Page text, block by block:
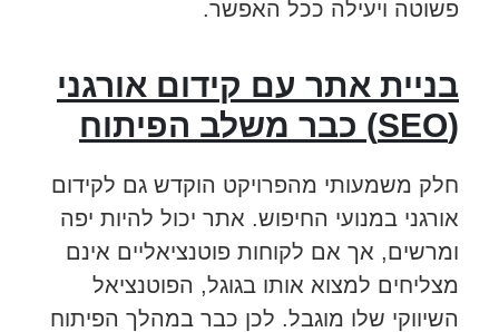
פשוטה ויעילה ככל האפשר.
בניית אתר עם קידום אורגני
(SEO) כבר משלב הפיתוח
חלק משמעותי מהפרויקט הוקדש גם לקידום
אורגני במנועי החיפוש. אתר יכול להיות יפה
ומרשים, אך אם לקוחות פוטנציאליים אינם
מצליחים למצוא אותו בגוגל, הפוטנציאל
השיווקי שלו מוגבל. לכן כבר במהלך הפיתוח